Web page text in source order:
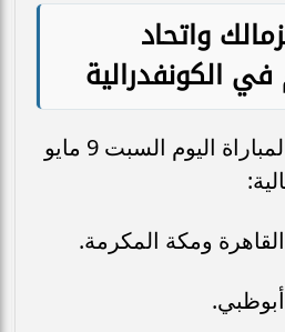
واتحاد
الكونفدرالية
تنطلق صافرة بداية المباراة اليوم السبت 9 مايو